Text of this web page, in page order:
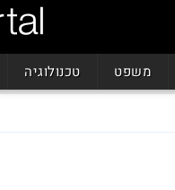
משפט טכנולוגיה